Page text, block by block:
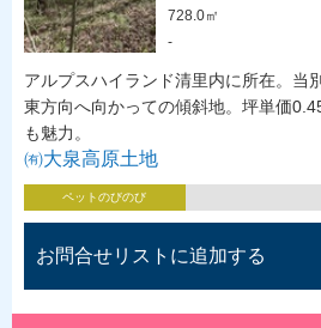
728.0㎡
-
アルプスハイランド清里内に所在。当
東方向へ向かっての傾斜地。坪単価
も魅力。
㈲大泉高原土地
ペットのびのび
お問合せリストに追加する